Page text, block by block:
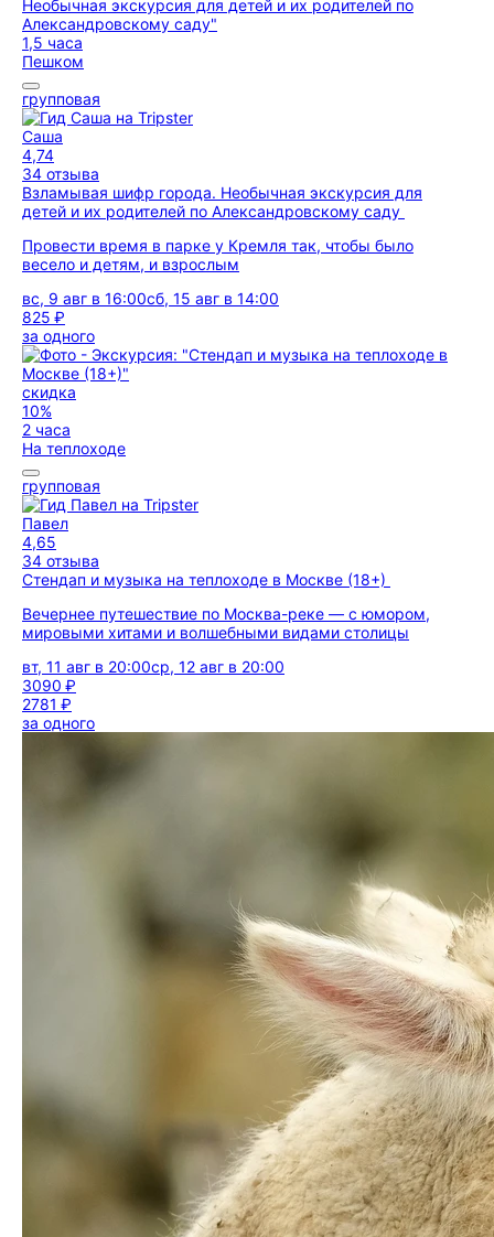
1,5 часа
Пешком
групповая
Саша
4,74
34 отзыва
Взламывая шифр города. Необычная экскурсия для
детей и их родителей по Александровскому саду
Провести время в парке у Кремля так, чтобы было
весело и детям, и взрослым
вс, 9 авг в 16:00сб, 15 авг в 14:00
825 ₽
за одного
скидка
10%
2 часа
На теплоходе
групповая
Павел
4,65
34 отзыва
Стендап и музыка на теплоходе в Москве (18+)
Вечернее путешествие по Москва-реке — с юмором,
мировыми хитами и волшебными видами столицы
вт, 11 авг в 20:00ср, 12 авг в 20:00
3090 ₽
2781 ₽
за одного